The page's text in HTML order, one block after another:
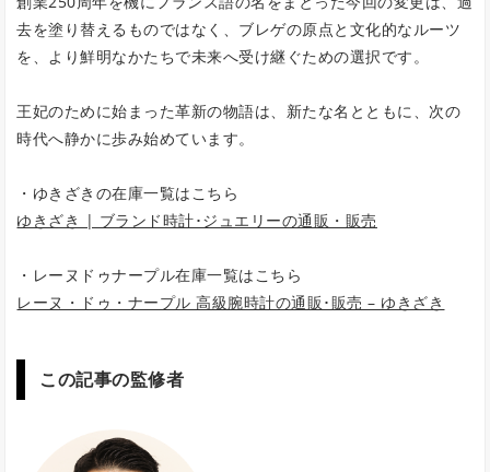
去を塗り替えるものではなく、ブレゲの原点と文化的なルーツ
を、より鮮明なかたちで未来へ受け継ぐための選択です。
王妃のために始まった革新の物語は、新たな名とともに、次の
時代へ静かに歩み始めています。
・ゆきざきの在庫一覧はこちら
ゆきざき | ブランド時計･ジュエリーの通販・販売
・レーヌドゥナープル在庫一覧はこちら
レーヌ・ドゥ・ナープル 高級腕時計の通販･販売 – ゆきざき
この記事の監修者